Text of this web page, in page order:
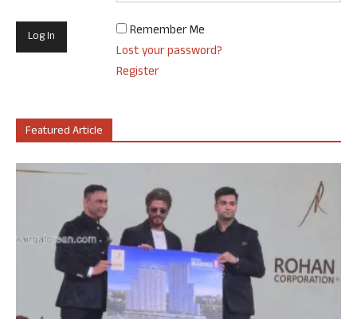
Remember Me
Lost your password?
Register
Featured Article